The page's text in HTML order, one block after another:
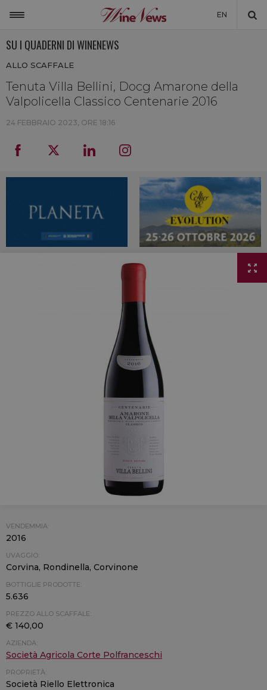
EN
NON SOLO VINO
WINENEWS TV
SU I QUADERNI DI WINENEWS
ALLO SCAFFALE
Tenuta Villa Bellini, Docg Amarone della
Valpolicella Classico Centenarie 2016
24 FEBBRAIO 2023, ORE 18:16
VENDEMMIA:
2016
UVAGGIO:
Corvina, Rondinella, Corvinone
BOTTIGLIE PRODOTTE:
5.636
PREZZO ALLO SCAFFALE:
€ 140,00
AZIENDA:
Società Agricola Corte Polfranceschi
PROPRIETÀ:
Società Riello Elettronica